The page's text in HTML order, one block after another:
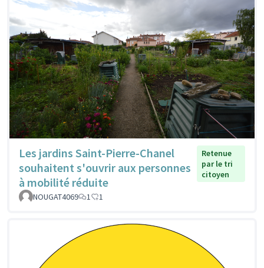
Les jardins Saint-Pierre-Chanel
souhaitent s'ouvrir aux personnes
à mobilité réduite
Retenue
par le tri
citoyen
NOUGAT4069 1 1